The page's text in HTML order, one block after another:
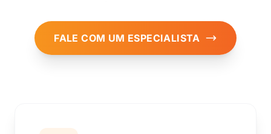
FALE COM UM ESPECIALISTA